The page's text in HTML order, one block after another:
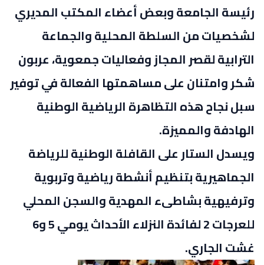
رئيسة الجامعة وبعض أعضاء المكتب المديري
لشخصيات من السلطة المحلية والجماعة
الترابية لقصر المجاز وفعاليات جمعوية، عربون
شكر وامتنان على مساهمتها الفعالة في توفير
سبل نجاح هذه التظاهرة الرياضية الوطنية
الهادفة والمميزة.
ويسدل الستار على القافلة الوطنية للرياضة
الجماهيرية بتنظيم أنشطة رياضية وتربوية
وترفيهية بشاطىء المهدية والسجن المحلي
للعرجات 2 لفائدة النزلاء الأحداث يومي 5 و6
غشت الجاري.